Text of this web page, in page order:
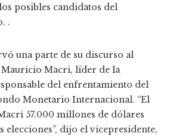
posibles candidatos del
.
una parte de su discurso al
Mauricio Macri, líder de la
del enfrentamiento del
Monetario Internacional. “El
57.000 millones de dólares
elecciones”, dijo el vicepresidente,